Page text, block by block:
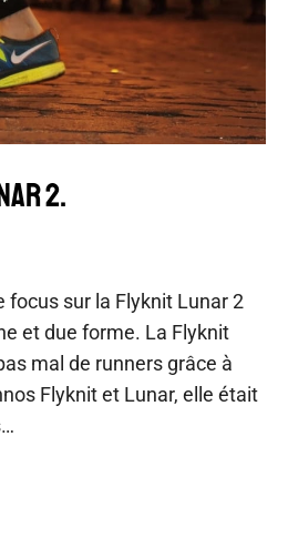
2.
focus sur la Flyknit Lunar 2
et due forme. La Flyknit
mal de runners grâce à
Flyknit et Lunar, elle était